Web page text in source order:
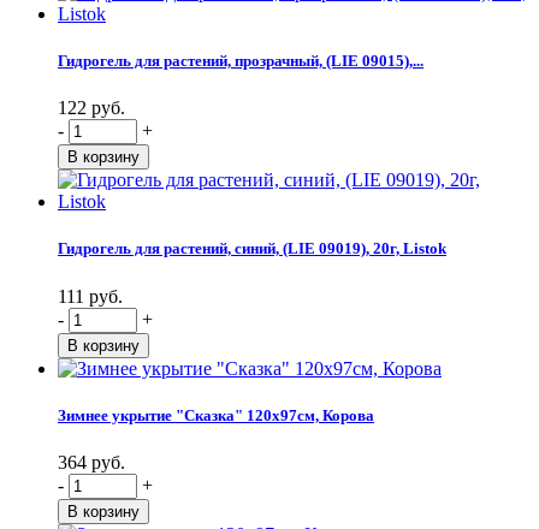
Гидрогель для растений, прозрачный, (LIE 09015),...
122 руб.
-
+
Гидрогель для растений, синий, (LIE 09019), 20г, Listok
111 руб.
-
+
Зимнее укрытие "Сказка" 120х97см, Корова
364 руб.
-
+